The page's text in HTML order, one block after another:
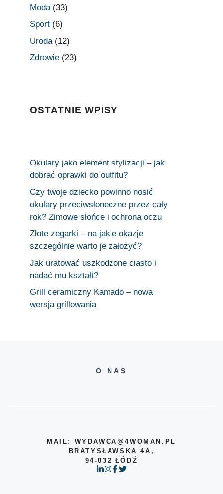
Moda (33)
Sport (6)
Uroda (12)
Zdrowie (23)
OSTATNIE WPISY
Okulary jako element stylizacji – jak
dobrać oprawki do outfitu?
Czy twoje dziecko powinno nosić
okulary przeciwsłoneczne przez cały
rok? Zimowe słońce i ochrona oczu
Złote zegarki – na jakie okazje
szczególnie warto je założyć?
Jak uratować uszkodzone ciasto i
nadać mu kształt?
Grill ceramiczny Kamado – nowa
wersja grillowania
O NAS
MAIL: WYDAWCA@4WOMAN.PL
BRATYSŁAWSKA 4A,
94-032 ŁÓDŹ